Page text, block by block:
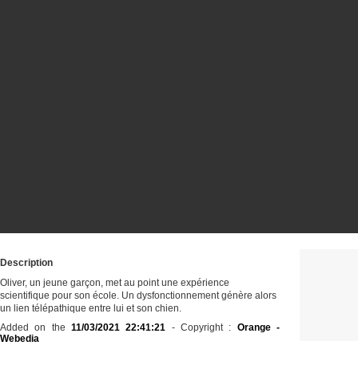
Description
Oliver, un jeune garçon, met au point une expérience
scientifique pour son école. Un dysfonctionnement génère alors
un lien télépathique entre lui et son chien.
Added on the 11/03/2021 22:41:21 - Copyright : Orange -
Webedia